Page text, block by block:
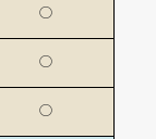
◯
◯
◯